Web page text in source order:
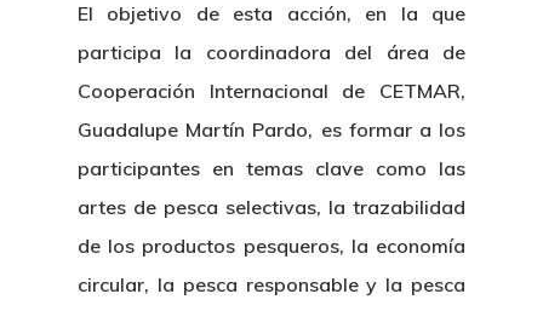
El objetivo de esta acción, en la que
participa la coordinadora del área de
Cooperación Internacional de CETMAR,
Guadalupe Martín Pardo, es formar a los
participantes en temas clave como las
artes de pesca selectivas, la trazabilidad
de los productos pesqueros, la economía
circular, la pesca responsable y la pesca